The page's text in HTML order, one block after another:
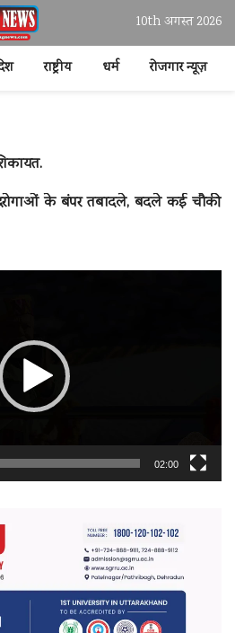
10th अगस्त 2026
राष्ट्रीय धर्म रोजगार न्यूज़
के बंपर तबादले, बदले कई चौकी
02:00